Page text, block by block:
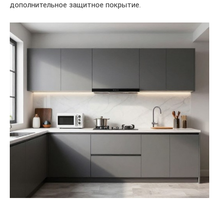
дополнительное защитное покрытие.